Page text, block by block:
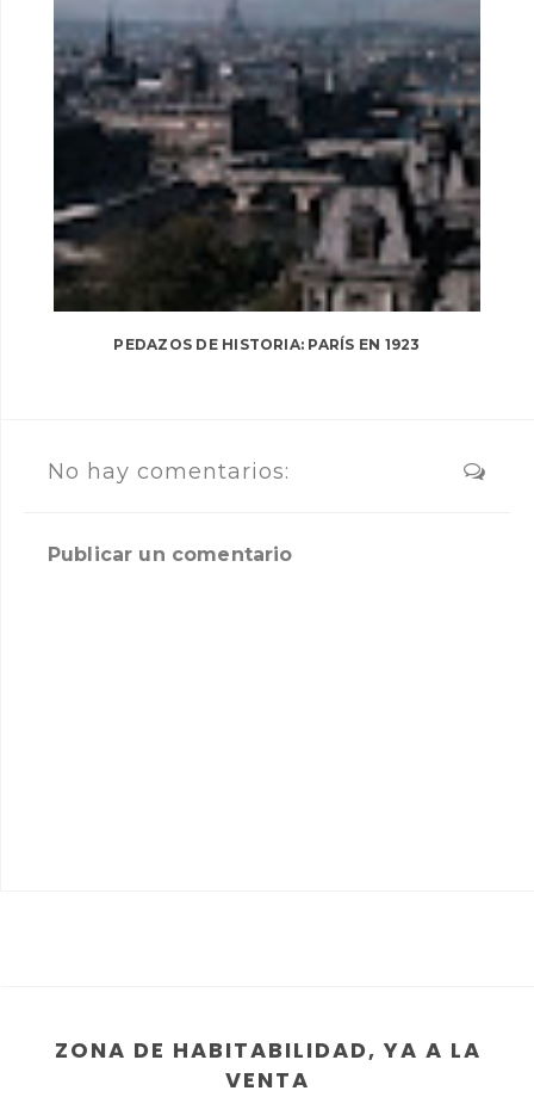
PEDAZOS DE HISTORIA: PARÍS EN 1923
No hay comentarios:
Publicar un comentario
ZONA DE HABITABILIDAD, YA A LA
VENTA